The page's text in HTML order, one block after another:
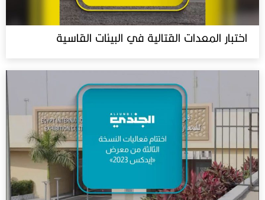
اختبار المعدات القتالية في البيئات القاسية